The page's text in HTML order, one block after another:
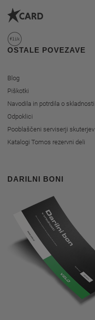
OSTALE POVEZAVE
Blog
Piškotki
Navodila in potrdila o skladnosti
Odpoklici
Pooblaščeni serviserji skuterjev
Katalogi Tomos rezervni deli
DARILNI BONI